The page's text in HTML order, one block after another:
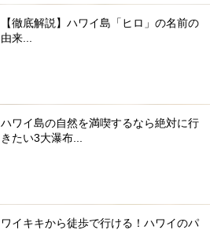
【徹底解説】ハワイ島「ヒロ」の名前の
由来...
ハワイ島の自然を満喫するなら絶対に行
きたい3大瀑布...
ワイキキから徒歩で行ける！ハワイのパ